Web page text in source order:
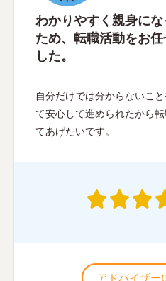
わかりやすく親身に
ため、転職活動をお
した。
自分だけでは分からないこ
て安心して進められたから
てあげたいです。
アドバイザー